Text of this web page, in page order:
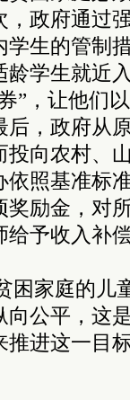
，政府通过
学生的管制
龄学生就近
”，让他们
后，政府从
投向农村、
依照基准标
奖励金，对
予收入补偿
困家庭的儿
向公平，这
推进这一目